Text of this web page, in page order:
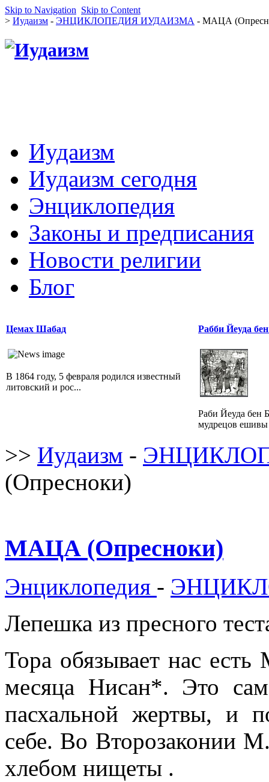
Skip to Navigation Skip to Content
> Иудаизм - ЭНЦИКЛОПЕДИЯ ИУДАИЗМА - МАЦА
Иудаизм
Иудаизм сегодня
Энциклопедия
Законы и предписания
Новости религии
Блог
Цемах Шабад
В 1864 году, 5 февраля родился известный
литовский и рос...
Рабби Йеуда
Раби Йеуда бен
мудрецов ешивы
>> Иудаизм -
(Опресноки)
МАЦА (Опресноки)
Энциклопедия -
Лепешка из пресного
Тора обязывает нас
месяца Нисан*. Это
пасхальной жертвы, и
себе. Во Второзаконии
хлебом нищеты .